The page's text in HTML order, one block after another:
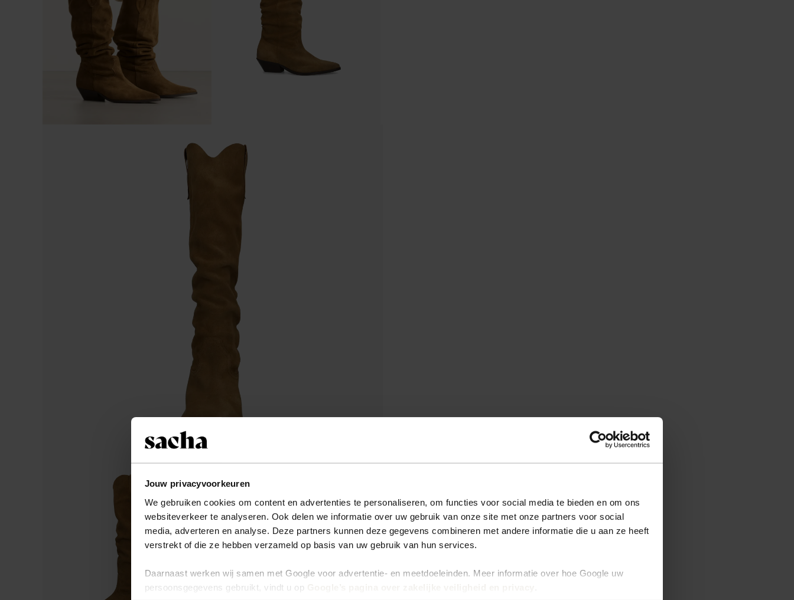
Jouw privacyvoorkeuren
We gebruiken cookies om content en advertenties te personaliseren, om functies voor social media te bieden en om ons
websiteverkeer te analyseren. Ook delen we informatie over uw gebruik van onze site met onze partners voor social
media, adverteren en analyse. Deze partners kunnen deze gegevens combineren met andere informatie die u aan ze heeft
verstrekt of die ze hebben verzameld op basis van uw gebruik van hun services.
Daarnaast werken wij samen met Google voor advertentie- en meetdoeleinden. Meer informatie over hoe Google uw
persoonsgegevens gebruikt, vindt u op